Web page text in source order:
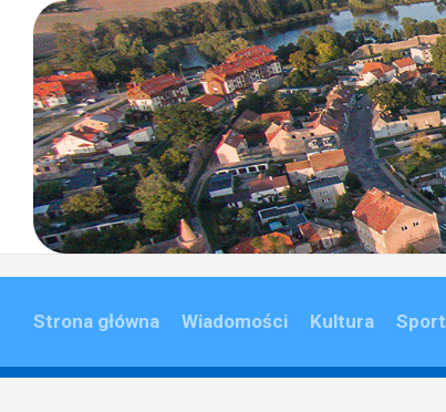
content
Strona główna Wiadomości Kultura Sport